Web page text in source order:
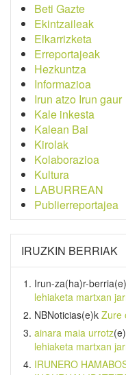
Beti Gazte
Ekintzaileak
Elkarrizketa
Erreportajeak
Hezkuntza
Informazioa
Irun atzo Irun gaur
Kale inkesta
Kalean Bai
Kirolak
Kolaborazioa
Kultura
LABURREAN
Publierreportajea
IRUZKIN BERRIAK
Irun-za(ha)r-berria
lehiaketa martxan
NBNoticias(e)k Zure
ainara maia urrotz
lehiaketa martxan
IRUNERO